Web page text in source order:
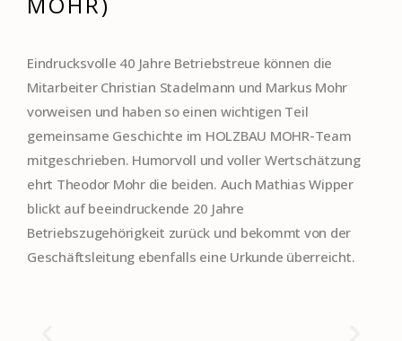
Eindrucksvolle 40 Jahre Betriebstreue können die
Mitarbeiter Christian Stadelmann und Markus Mohr
vorweisen und haben so einen wichtigen Teil
gemeinsame Geschichte im HOLZBAU MOHR-Team
mitgeschrieben. Humorvoll und voller Wertschätzung
ehrt Theodor Mohr die beiden. Auch Mathias Wipper
blickt auf beeindruckende 20 Jahre
Betriebszugehörigkeit zurück und bekommt von der
Geschäftsleitung ebenfalls eine Urkunde überreicht.